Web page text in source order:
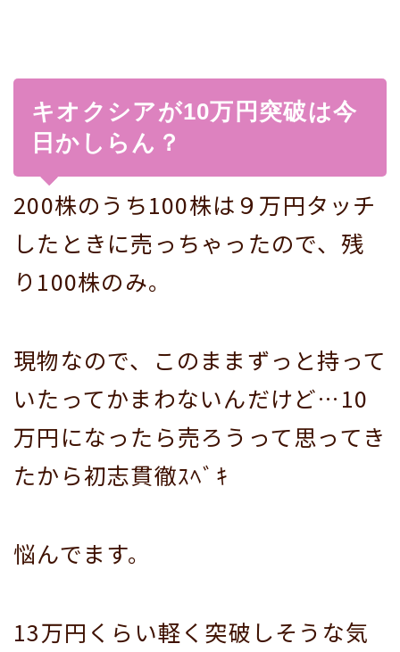
キオクシアが10万円突破は今
日かしらん？
200株のうち100株は９万円タッチ
したときに売っちゃったので、残
り100株のみ。
現物なので、このままずっと持って
いたってかまわないんだけど…10
万円になったら売ろうって思ってき
たから初志貫徹ｽﾍﾞｷ
悩んでます。
13万円くらい軽く突破しそうな気